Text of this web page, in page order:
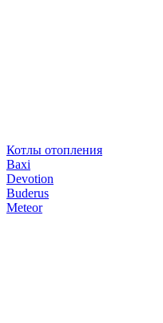
Котлы отопления
Baxi
Devotion
Buderus
Meteor